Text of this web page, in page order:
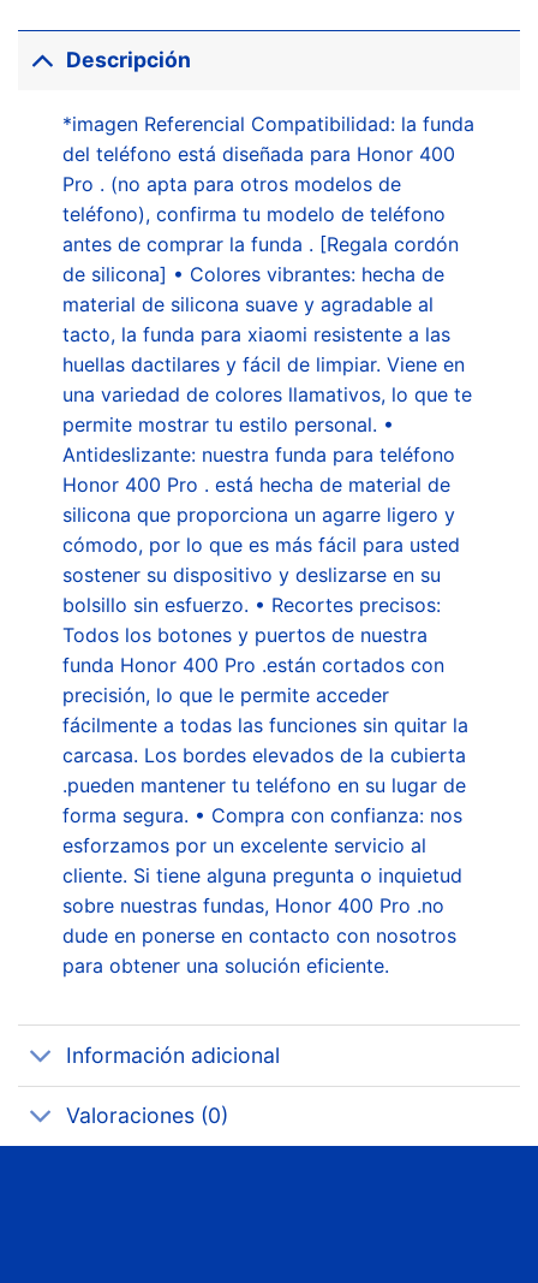
Descripción
*imagen Referencial Compatibilidad: la funda
del teléfono está diseñada para Honor 400
Pro . (no apta para otros modelos de
teléfono), confirma tu modelo de teléfono
antes de comprar la funda . [Regala cordón
de silicona] • Colores vibrantes: hecha de
material de silicona suave y agradable al
tacto, la funda para xiaomi resistente a las
huellas dactilares y fácil de limpiar. Viene en
una variedad de colores llamativos, lo que te
permite mostrar tu estilo personal. •
Antideslizante: nuestra funda para teléfono
Honor 400 Pro . está hecha de material de
silicona que proporciona un agarre ligero y
cómodo, por lo que es más fácil para usted
sostener su dispositivo y deslizarse en su
bolsillo sin esfuerzo. • Recortes precisos:
Todos los botones y puertos de nuestra
funda Honor 400 Pro .están cortados con
precisión, lo que le permite acceder
fácilmente a todas las funciones sin quitar la
carcasa. Los bordes elevados de la cubierta
.pueden mantener tu teléfono en su lugar de
forma segura. • Compra con confianza: nos
esforzamos por un excelente servicio al
cliente. Si tiene alguna pregunta o inquietud
sobre nuestras fundas, Honor 400 Pro .no
dude en ponerse en contacto con nosotros
para obtener una solución eficiente.
Información adicional
Valoraciones (0)